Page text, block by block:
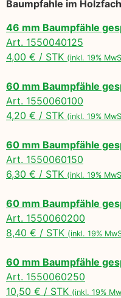
Baumpfahle im
46 mm Baumpfähle
Art. 1550040125
4,00 € / STK (inkl. 19%
60 mm Baumpfähle
Art. 1550060100
4,20 € / STK (inkl. 19%
60 mm Baumpfähle
Art. 1550060150
6,30 € / STK (inkl. 19%
60 mm Baumpfähle
Art. 1550060200
8,40 € / STK (inkl. 19%
60 mm Baumpfähle
Art. 1550060250
10,50 € / STK (inkl. 19%